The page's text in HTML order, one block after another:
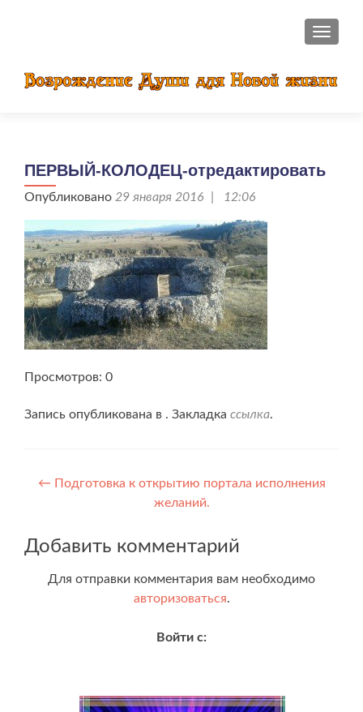
ПЕРВЫЙ-КОЛОДЕЦ-отредактировать
Опубликовано 29 января 2016 | 12:06
Просмотров: 0
Запись опубликована в . Закладка ссылка.
Навигация
записям
← Подготовка к открытию портала исполнения
желаний.
Добавить комментарий
Для отправки комментария вам необходимо
авторизоваться.
Войти с: